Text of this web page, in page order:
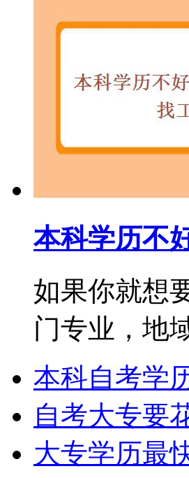
本科学历不
如果你就想
门专业，地
本科自考学
自考大专要
大专学历最